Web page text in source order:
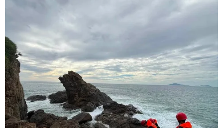
cao tốc: Tài xế xe chở mắc nhiều lỗi vi
phạm
08/08/2026 06:37
Nghệ An: Lũ cuốn cầu tạm trên sông
Nậm Nơn khiến 3 bản ở xã Mỹ Lý bị
chia cắt